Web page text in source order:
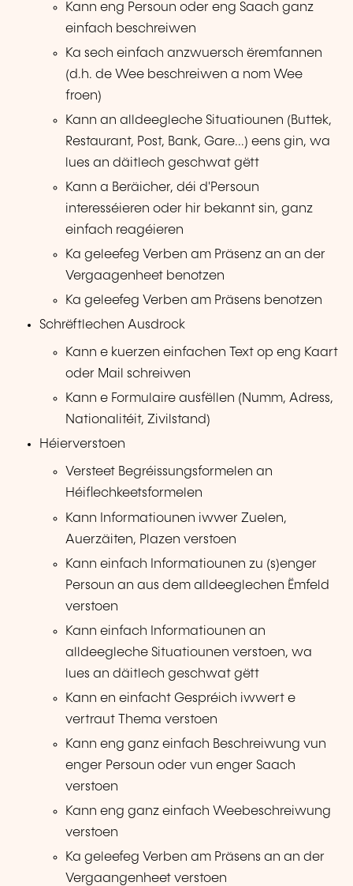
Kann eng Persoun oder eng Saach ganz
einfach beschreiwen
Ka sech einfach anzwuersch ëremfannen
(d.h. de Wee beschreiwen a nom Wee
froen)
Kann an alldeegleche Situatiounen (Buttek,
Restaurant, Post, Bank, Gare...) eens gin, wa
lues an däitlech geschwat gëtt
Kann a Beräicher, déi d'Persoun
interesséieren oder hir bekannt sin, ganz
einfach reagéieren
Ka geleefeg Verben am Präsenz an an der
Vergaagenheet benotzen
Ka geleefeg Verben am Präsens benotzen
Schrëftlechen Ausdrock
Kann e kuerzen einfachen Text op eng Kaart
oder Mail schreiwen
Kann e Formulaire ausfëllen (Numm, Adress,
Nationalitéit, Zivilstand)
Héierverstoen
Versteet Begréissungsformelen an
Héiflechkeetsformelen
Kann Informatiounen iwwer Zuelen,
Auerzäiten, Plazen verstoen
Kann einfach Informatiounen zu (s)enger
Persoun an aus dem alldeeglechen Ëmfeld
verstoen
Kann einfach Informatiounen an
alldeegleche Situatiounen verstoen, wa
lues an däitlech geschwat gëtt
Kann en einfacht Gespréich iwwert e
vertraut Thema verstoen
Kann eng ganz einfach Beschreiwung vun
enger Persoun oder vun enger Saach
verstoen
Kann eng ganz einfach Weebeschreiwung
verstoen
Ka geleefeg Verben am Präsens an an der
Vergaangenheet verstoen